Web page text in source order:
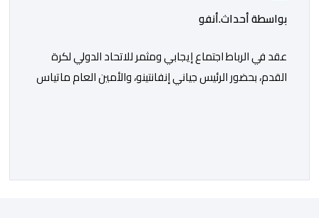
بواسطة أحداث.أنفو
عقد في الرباط اجتماع إيجابي ومثمر للاتحاد الدولي لكرة
القدم، بحضور الرئيس جياني إنفانتينو، والأمين العام ماتياس
المسؤول الوحيد المباشر والمنتخب من قِبل 211 اتحادا […]